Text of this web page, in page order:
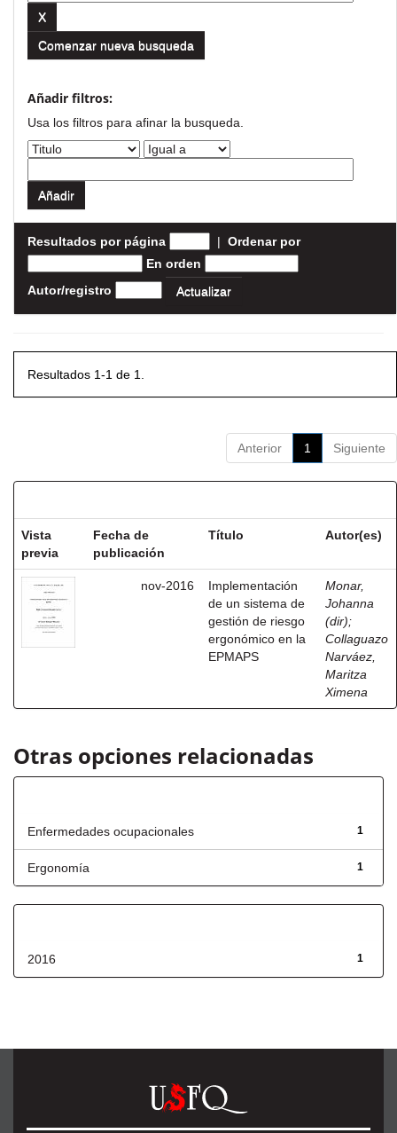
Comenzar nueva busqueda
Añadir filtros:
Usa los filtros para afinar la busqueda.
Resultados por página | Ordenar por
En orden
Autor/registro
Resultados 1-1 de 1.
Anterior 1 Siguiente
Vista
previa
Fecha de
publicación
Título Autor(es)
nov-2016
Implementación
de un sistema de
gestión de riesgo
ergonómico en la
EPMAPS
Monar,
Johanna
(dir);
Collaguazo
Narváez,
Maritza
Ximena
Otras opciones relacionadas
1
Enfermedades ocupacionales
1
Ergonomía
1
2016